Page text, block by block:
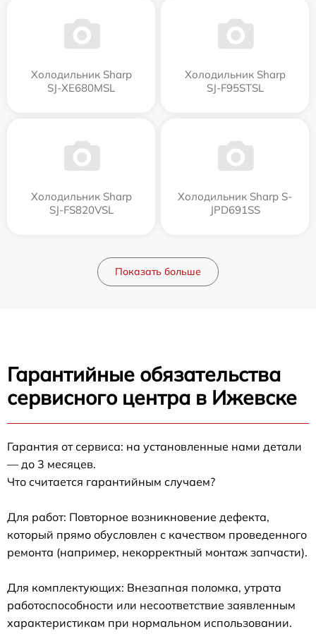
Холодильник Sharp
SJ-XE680MSL
Холодильник Sharp
SJ-F95STSL
Холодильник Sharp
SJ-FS820VSL
Холодильник Sharp S-
JPD691SS
Показать больше
Гарантийные обязательства
сервисного центра в Ижевске
Гарантия от сервиса: на установленные нами детали
— до 3 месяцев.
Что считается гарантийным случаем?
Для работ: Повторное возникновение дефекта,
который прямо обусловлен с качеством проведенного
ремонта (например, некорректный монтаж запчасти).
Для комплектующих: Внезапная поломка, утрата
работоспособности или несоответствие заявленным
характеристикам при нормальном использовании.